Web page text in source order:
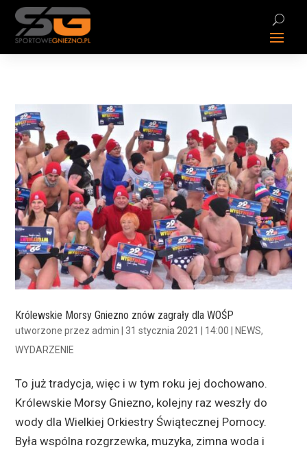
Królewskie Morsy Gniezno znów zagrały dla WOŚP
utworzone przezadmin 31 stycznia 2021 | 14:00 NEWS,
WYDARZENIE
To już tradycja, więc i w tym roku jej dochowano.
Królewskie Morsy Gniezno, kolejny raz weszły do
wody dla Wielkiej Orkiestry Świątecznej Pomocy.
Była wspólna rozgrzewka, muzyka, zimna woda i